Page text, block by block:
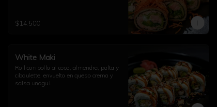
$14.500
White Maki
Roll con pollo al coco, almendra, palta y
ciboulette, envuelto en queso crema y
salsa unagui.